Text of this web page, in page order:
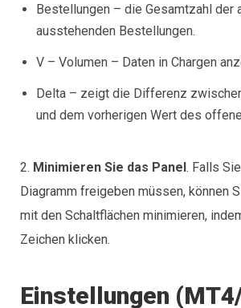
Bestellungen – die Gesamtzahl der
ausstehenden Bestellungen.
V – Volumen – Daten in Chargen
Delta – zeigt die Differenz
und dem vorherigen Wert des
2. Minimieren Sie das Panel. Falls
Diagramm freigeben müssen, können
mit den Schaltflächen minimieren,
Zeichen klicken.
Einstellungen